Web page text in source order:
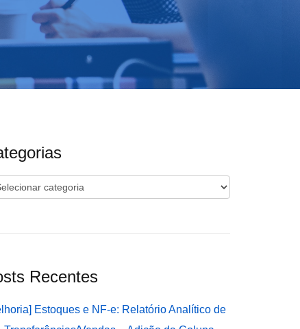
Recentes
Estoques e NF-e: Relatório Analítico de